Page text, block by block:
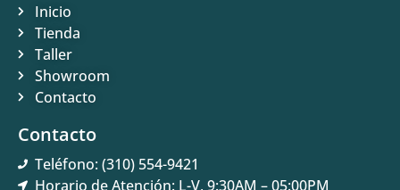
Inicio
Tienda
Taller
Showroom
Contacto
Contacto
Teléfono: (310) 554-9421
Horario de Atención: L-V, 9:30AM – 05:00PM